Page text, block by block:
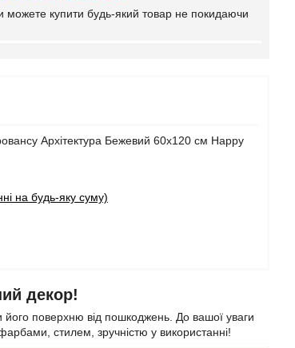
можете купити будь-який товар не покидаючи
Архітектура Бежевий 60х120 см Happy
на будь-яку суму)
декор!
поверхню від пошкоджень. До вашої уваги
стилем, зручністю у використанні!